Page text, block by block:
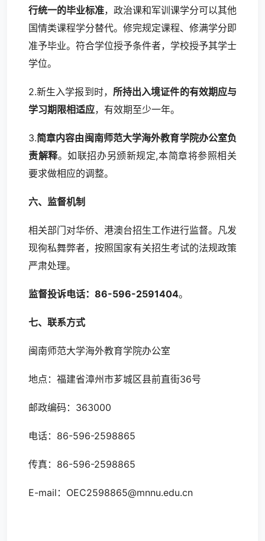
行统一的毕业标准，政治课和军训课学分可以其他
国情类课程学分替代。修完规定课程、修满学分即
准予毕业。符合学位授予条件者，学校授予其学士
学位。
2.新生入学报到时， 所持出入境证件的有效期应与
学习期限相适应，有效期至少一年。
3.简章内容由闽南师范大学海外教育学院办公室负
责解释。如联招办另颁新规定,本简章将参照相关
要求做相应的调整。
六、监督机制
相关部门对华侨、港澳台招生工作进行监督。凡发
现徇私舞弊者，按照国家有关招生考试的法规政策
严肃处理。
监督投诉电话：86-596-2591404。
七、联系方式
闽南师范大学海外教育学院办公室
地点：福建省漳州市芗城区县前直街36号
邮政编码：363000
电话：86-596-2598865
传真：86-596-2598865
E-mail：OEC2598865@mnnu.edu.cn